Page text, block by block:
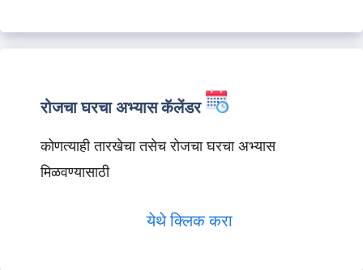
रोजचा घरचा अभ्यास कॅलेंडर
कोणत्याही तारखेचा तसेच रोजचा घरचा अभ्यास
मिळवण्यासाठी
येथे क्लिक करा